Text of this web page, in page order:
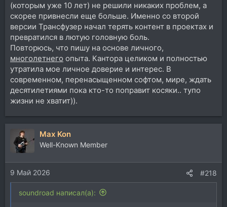
(которым уже 10 лет) не решили никаких проблем, а
скорее привнесли еще больше. Именно со второй
версии Трансфузер начал терять контент в проектах и
превратился в лютую головную боль.
Повторюсь, что пишу на основе личного,
многолетнего опыта. Кантора целиком и полностью
утратила мое личное доверие и интерес. В
современном, перенасыщенном софтом, мире, ждать
десятилетиями пока кто-то поправит косяки.. тупо
жизни не хватит)).
Max Kon
Well-Known Member
9 Май 2026 #218
soundroad написал(а):